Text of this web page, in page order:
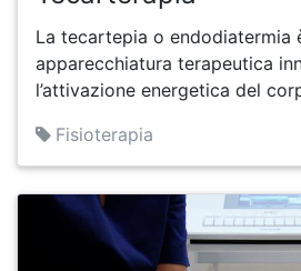
La tecartepia o endodiatermia
apparecchiatura terapeutica
l’attivazione energetica del
Fisioterapia